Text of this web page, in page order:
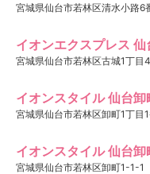
宮城県仙台市若林区清水小路6
イオンエクスプレス 仙
宮城県仙台市若林区古城1丁目
イオンスタイル 仙台卸
宮城県仙台市若林区卸町1丁目
イオンスタイル 仙台卸
宮城県仙台市若林区卸町1-1-1